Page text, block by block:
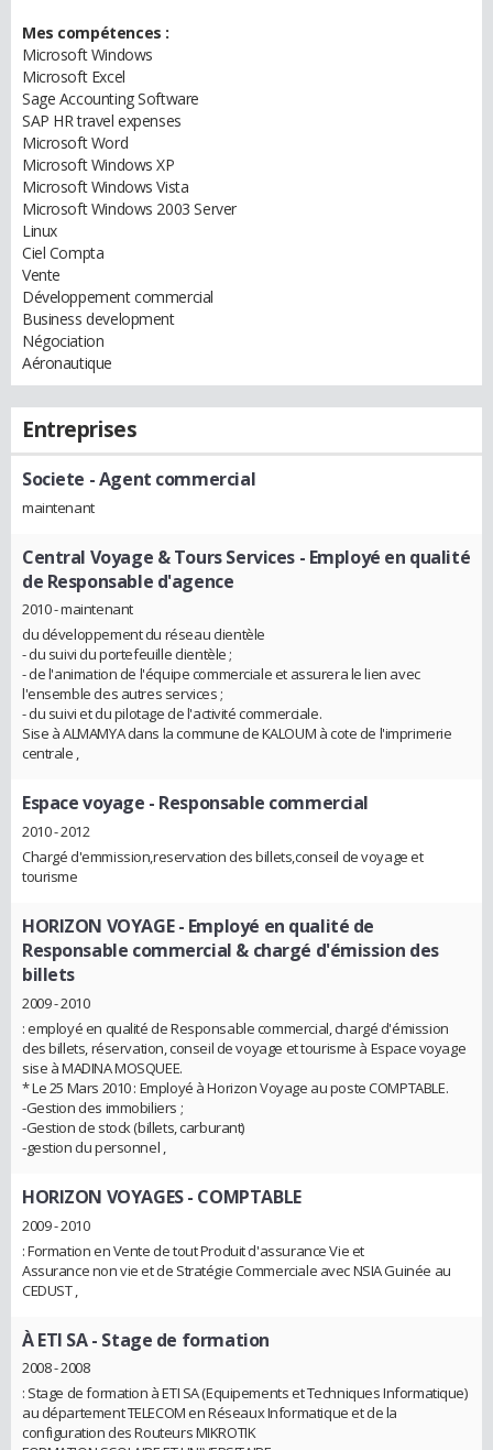
Mes compétences :
Microsoft Windows
Microsoft Excel
Sage Accounting Software
SAP HR travel expenses
Microsoft Word
Microsoft Windows XP
Microsoft Windows Vista
Microsoft Windows 2003 Server
Linux
Ciel Compta
Vente
Développement commercial
Business development
Négociation
Aéronautique
Entreprises
Societe - Agent commercial
maintenant
Central Voyage & Tours Services- Employé en qualité
de Responsable d'agence
2010 - maintenant
du développement du réseau clientèle
- du suivi du portefeuille clientèle ;
- de l'animation de l'équipe commerciale et assurera le lien avec
l'ensemble des autres services ;
- du suivi et du pilotage de l'activité commerciale.
Sise à ALMAMYA dans la commune de KALOUM à cote de l'imprimerie
centrale ,
Espace voyage - Responsable commercial
2010 - 2012
Chargé d'emmission,reservation des billets,conseil de voyage et
tourisme
HORIZON VOYAGE- Employé en qualité de
Responsable commercial & chargé d'émission des
billets
2009 - 2010
: employé en qualité de Responsable commercial, chargé d'émission
des billets, réservation, conseil de voyage et tourisme à Espace voyage
sise à MADINA MOSQUEE.
* Le 25 Mars 2010 : Employé à Horizon Voyage au poste COMPTABLE.
-Gestion des immobiliers ;
-Gestion de stock (billets, carburant)
-gestion du personnel ,
HORIZON VOYAGES- COMPTABLE
2009 - 2010
: Formation en Vente de tout Produit d'assurance Vie et
Assurance non vie et de Stratégie Commerciale avec NSIA Guinée au
CEDUST ,
À ETI SA- Stage de formation
2008 - 2008
: Stage de formation à ETI SA (Equipements et Techniques Informatique)
au département TELECOM en Réseaux Informatique et de la
configuration des Routeurs MIKROTIK